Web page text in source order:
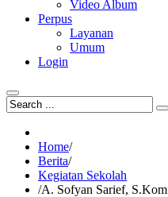
Video Album
Perpus
Layanan
Umum
Login
Home/
Berita/
Kegiatan Sekolah
/A. Sofyan Sarief, S.Kom